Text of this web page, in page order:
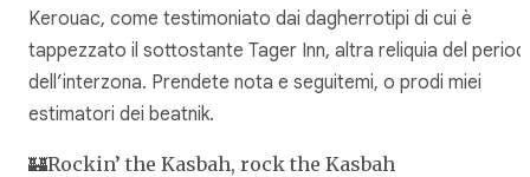
Kerouac, come testimoniato dai dagherrotipi di cui è
tappezzato il sottostante Tager Inn, altra reliquia del
dell’interzona. Prendete nota e seguitemi, o prodi miei
estimatori dei beatnik.
🏰Rockin’ the Kasbah, rock the Kasbah